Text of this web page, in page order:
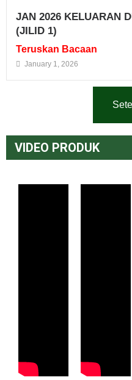
JAN 2026 KELUARAN
(JILID 1)
Teruskan Bacaan
January 1, 2026
VIDEO PRODUK